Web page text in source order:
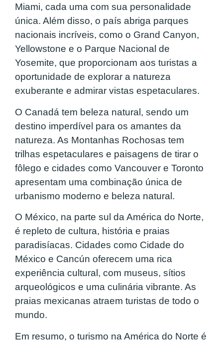
Miami, cada uma com sua personalidade
única. Além disso, o país abriga parques
nacionais incríveis, como o Grand Canyon,
Yellowstone e o Parque Nacional de
Yosemite, que proporcionam aos turistas a
oportunidade de explorar a natureza
exuberante e admirar vistas espetaculares.
O Canadá tem beleza natural, sendo um
destino imperdível para os amantes da
natureza. As Montanhas Rochosas tem
trilhas espetaculares e paisagens de tirar o
fôlego e cidades como Vancouver e Toronto
apresentam uma combinação única de
urbanismo moderno e beleza natural.
O México, na parte sul da América do Norte,
é repleto de cultura, história e praias
paradisíacas. Cidades como Cidade do
México e Cancún oferecem uma rica
experiência cultural, com museus, sítios
arqueológicos e uma culinária vibrante. As
praias mexicanas atraem turistas de todo o
mundo.
Em resumo, o turismo na América do Norte é